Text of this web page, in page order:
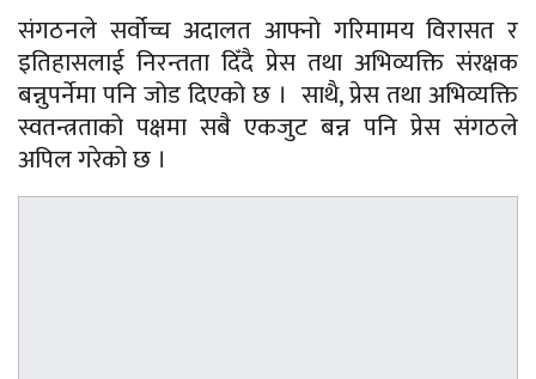
संगठनले सर्वोच्च अदालत आफ्नो गरिमामय विरासत र
इतिहासलाई निरन्तता दिँदै प्रेस तथा अभिव्यक्ति संरक्षक
बन्नुपर्नेमा पनि जोड दिएको छ । साथै, प्रेस तथा अभिव्यक्ति
स्वतन्त्रताको पक्षमा सबै एकजुट बन्न पनि प्रेस संगठले
अपिल गरेको छ ।